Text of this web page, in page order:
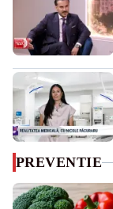
PREVENTIE